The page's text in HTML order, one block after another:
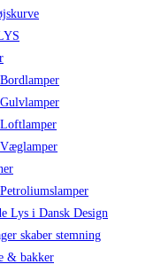
Bordlamper
Gulvlamper
Loftlamper
Væglamper
Petroliumslamper
Lys i Dansk Design
skaber stemning
& bakker